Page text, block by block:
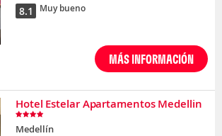
8.1 Muy bueno
MÁS INFORMACIÓN
Hotel Estelar Apartamentos Medellin
Medellín